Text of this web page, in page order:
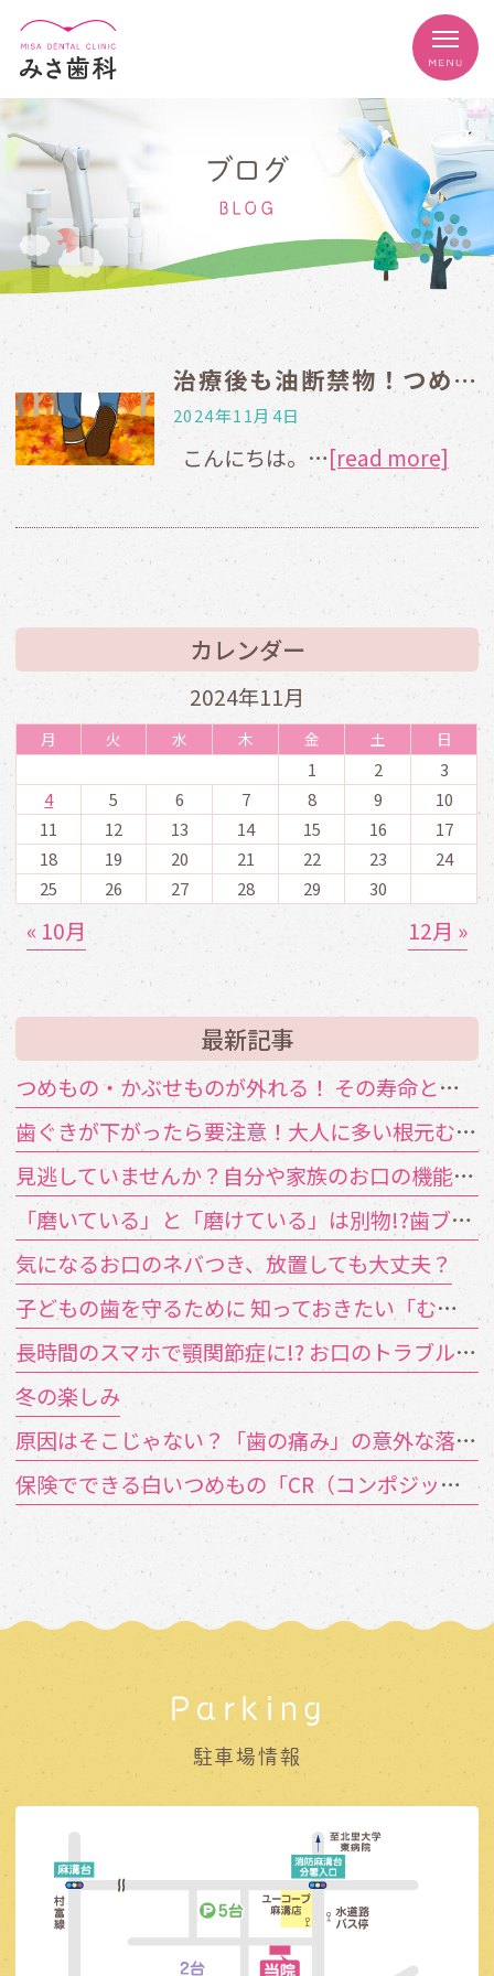
ブログ
BLOG
治療後も油断禁物！つめもの・かぶせものの寿命
2024年11月4日
こんにちは。…[read more]
カレンダー
2024年11月
月 火 水 木 金 土 日
1 2
3
4
5 6 7 8 9
10
11
12 13 14 15 16
17
18
19 20 21 22 23
24
25
26 27 28 29 30
« 10月 12月 »
最新記事
つめもの・かぶせものが外れる！ その寿命と原因は？
歯ぐきが下がったら要注意！大人に多い根元むし歯
見逃していませんか？自分や家族のお口の機能低下のサイン
「磨いている」と「磨けている」は別物!?歯ブラシが届かない汚れの対策
気になるお口のネバつき、放置しても大丈夫？
子どもの歯を守るために 知っておきたい「むし歯の4要素」
長時間のスマホで顎関節症に!? お口のトラブルを招く「TCH（歯列接触癖）」とは
冬の楽しみ
原因はそこじゃない？「歯の痛み」の意外な落とし穴
保険でできる白いつめもの「CR（コンポジットレジン）」とは？
Parking
駐車場情報